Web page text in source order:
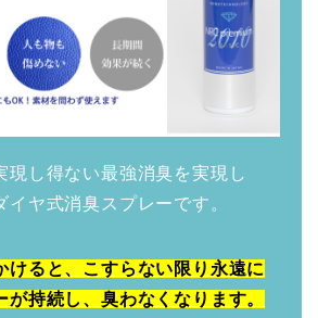
現し得ない最強消臭を実現し
イヤ式消臭スプレーです。
けると、こすらない限り永遠に
が持続し、臭わなくなります。